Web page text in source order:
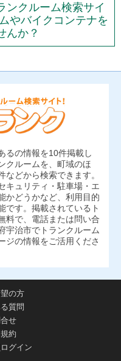
ンクルーム検索サイ
やバイクコンテナを
んか？
るの情報を10件掲載し
クルームを、町域のほ
どから検索できます。
キュリティ・駐車場・エ
かどうかなど、利用目的
です。掲載されているト
料で、電話または問い合
宇治市でトランクルーム
ジの情報をご活用くださ
の方
質問
せ
約
グイン